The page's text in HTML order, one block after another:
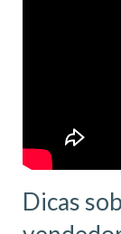
Dicas